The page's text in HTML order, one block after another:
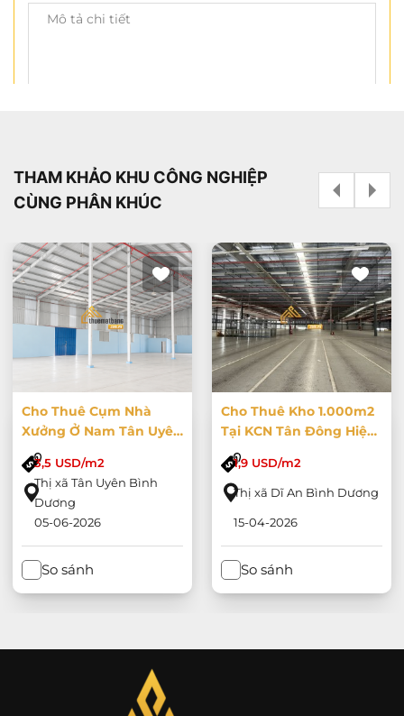
THAM KHẢO KHU CÔNG NGHIỆP
CÙNG PHÂN KHÚC
Cho Thuê Cụm Nhà
Xưởng Ở Nam Tân Uyên
Diện Tích 16000m2
3,5 USD/m2
Thị xã Tân Uyên Bình
Dương
05-06-2026
So sánh
Cho Thuê Kho 1.000m2
Tại KCN Tân Đông Hiệp
B, Bình Dương
1,9 USD/m2
Thị xã Dĩ An Bình Dương
15-04-2026
So sánh